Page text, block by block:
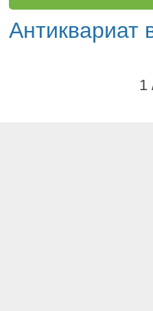
Антиквариат
1